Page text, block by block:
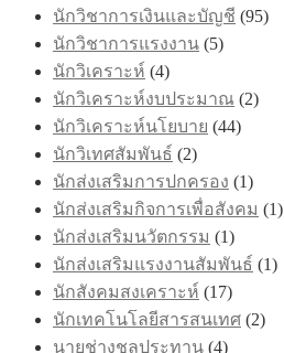
นักวิชาการเงินและบัญชี (95)
นักวิชาการแรงงาน (5)
นักวิเคราะห์ (4)
นักวิเคราะห์งบประมาณ (2)
นักวิเคราะห์นโยบาย (44)
นักวิเทศสัมพันธ์ (2)
นักส่งเสริมการปกครอง (1)
นักส่งเสริมกิจการเพื่อสังคม (1)
นักส่งเสริมนวัตกรรม (1)
นักส่งเสริมแรงงานสัมพันธ์ (1)
นักสังคมสงเคราะห์ (17)
นักเทคโนโลยีสารสนเทศ (2)
นายช่างชลประทาน (4)